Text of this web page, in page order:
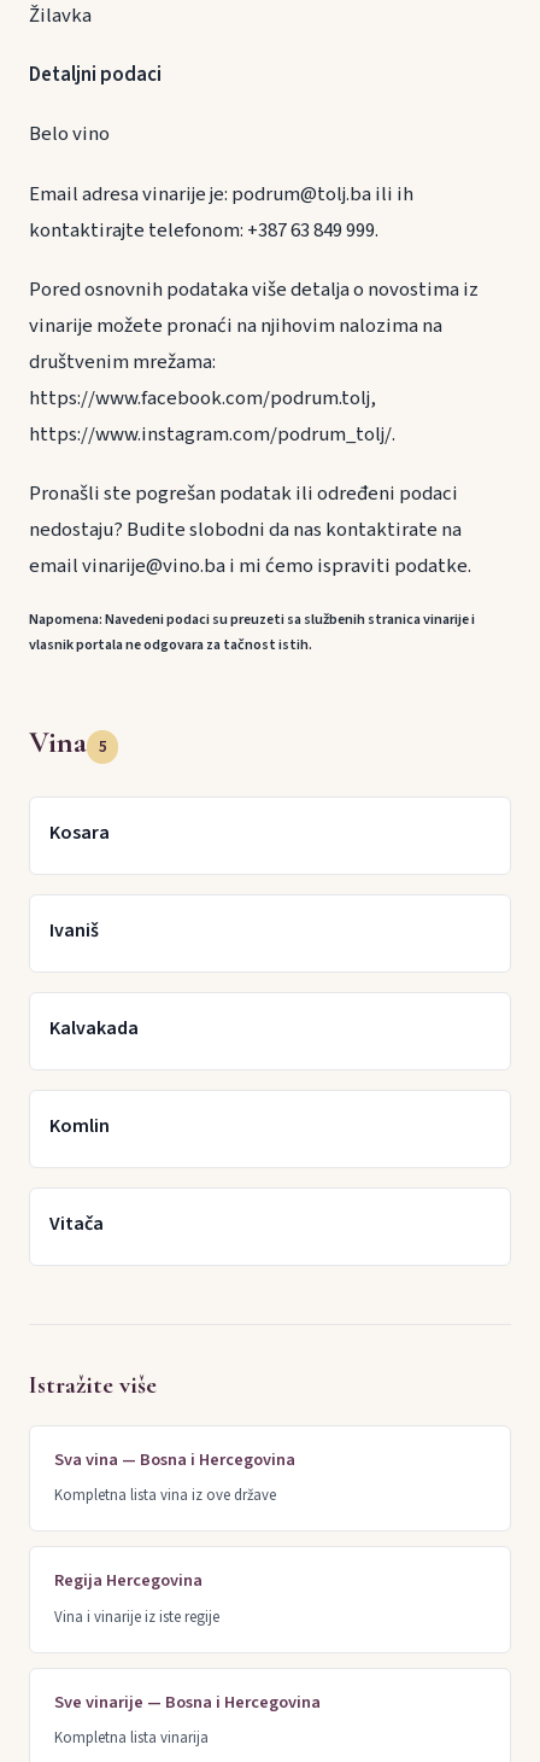
Žilavka
Detaljni podaci
Belo vino
Email adresa vinarije je: podrum@tolj.ba ili ih
kontaktirajte telefonom: +387 63 849 999.
Pored osnovnih podataka više detalja o novostima iz
vinarije možete pronaći na njihovim nalozima na
društvenim mrežama:
https://www.facebook.com/podrum.tolj,
https://www.instagram.com/podrum_tolj/.
Pronašli ste pogrešan podatak ili određeni podaci
nedostaju? Budite slobodni da nas kontaktirate na
email vinarije@vino.ba i mi ćemo ispraviti podatke.
Napomena: Navedeni podaci su preuzeti sa službenih stranica vinarije i
vlasnik portala ne odgovara za tačnost istih.
Vina 5
Kosara
Ivaniš
Kalvakada
Komlin
Vitača
Istražite više
Sva vina — Bosna i Hercegovina
Kompletna lista vina iz ove države
Regija Hercegovina
Vina i vinarije iz iste regije
Sve vinarije — Bosna i Hercegovina
Kompletna lista vinarija